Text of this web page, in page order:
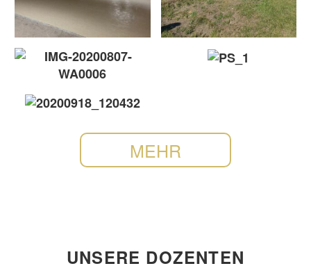
MEHR
UNSERE DOZENTEN